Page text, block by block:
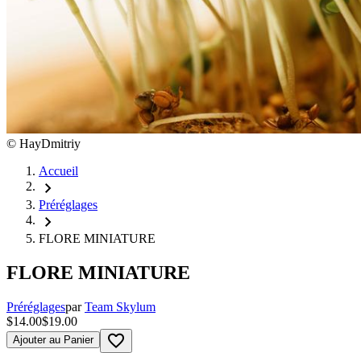
© HayDmitriy
Accueil
chevron_right
Préréglages
chevron_right
FLORE MINIATURE
FLORE MINIATURE
Préréglagespar Team Skylum
$14.00$19.00
Ajouter au Panier favorite_border